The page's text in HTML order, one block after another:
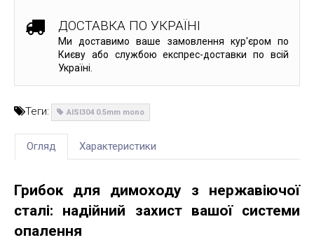
ДОСТАВКА ПО УКРАЇНІ
Ми доставимо ваше замовлення кур'єром по
Києву або службою експрес-доставки по всій
Україні.
Теги: AISI304 0.5mm mono
Огляд Характеристики
Грибок для димоходу з нержавіючої
сталі: надійний захист вашої системи
опалення